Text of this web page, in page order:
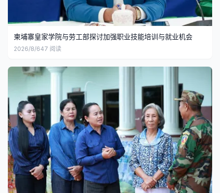
柬埔寨皇家学院与劳工部探讨加强职业技能培训与就业机会
2026/8/647 阅读